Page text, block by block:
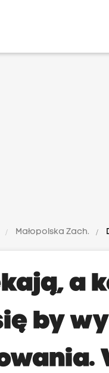
Małopolska Zach.
a
by